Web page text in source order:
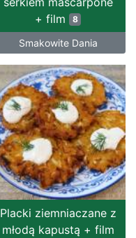
+ film
8
Smakowite Dania
Placki ziemniaczane z
młodą kapustą + film